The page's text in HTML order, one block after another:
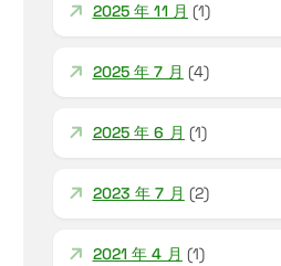
2025 年 11 月 (1)
2025 年 7 月 (4)
2025 年 6 月 (1)
2023 年 7 月 (2)
2021 年 4 月 (1)